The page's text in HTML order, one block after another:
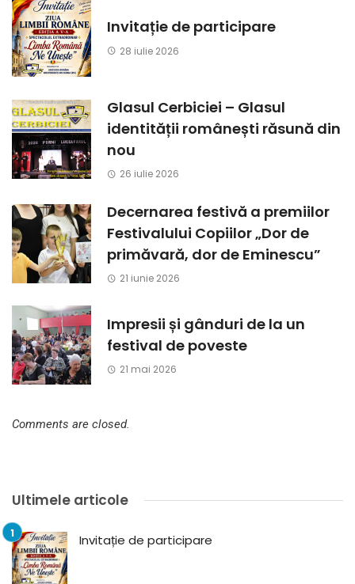
Invitație de participare
28 iulie 2026
Glasul Cerbiciei – Glasul
identității românești răsună din
nou
26 iulie 2026
Decernarea festivă a premiilor
Festivalului Copiilor „Dor de
primăvară, dor de Eminescu”
21 iunie 2026
Impresii și gânduri de la un
festival de poveste
21 mai 2026
Comments are closed.
Ultimele articole
Invitație de participare